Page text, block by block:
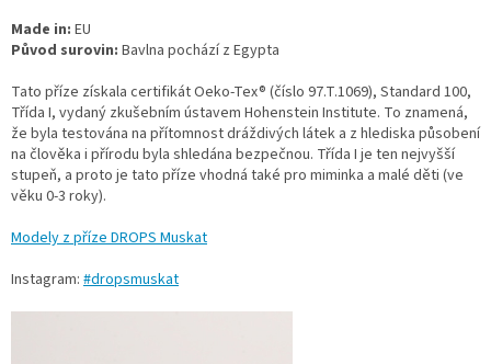
Made in: EU
Původ surovin: Bavlna pochází z Egypta
Tato příze získala certifikát Oeko-Tex® (číslo 97.T.1069), Standard 100,
Třída I, vydaný zkušebním ústavem Hohenstein Institute. To znamená,
že byla testována na přítomnost dráždivých látek a z hlediska působení
na člověka i přírodu byla shledána bezpečnou. Třída I je ten nejvyšší
stupeň, a proto je tato příze vhodná také pro miminka a malé děti (ve
věku 0-3 roky).
Modely z příze DROPS Muskat
Instagram: #dropsmuskat